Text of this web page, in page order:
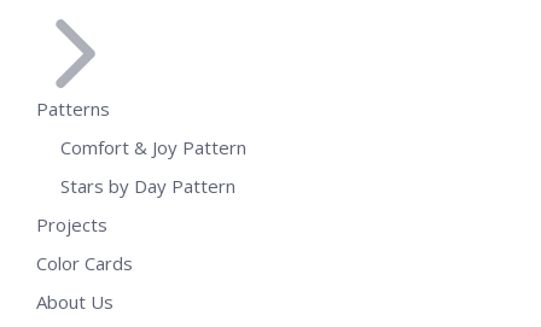
Patterns
Comfort & Joy Pattern
Stars by Day Pattern
Projects
Color Cards
About Us